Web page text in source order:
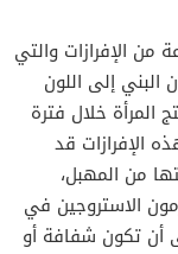
من الإفرازات والتي
إلى اللون
المرأة خلال فترة
الإفرازات قد
من المهبل،
الاستروجين في
أن تكون شفافة أو